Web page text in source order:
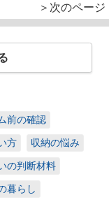
＞次のページ
前の確認
方 収納の悩み
の判断材料
暮らし